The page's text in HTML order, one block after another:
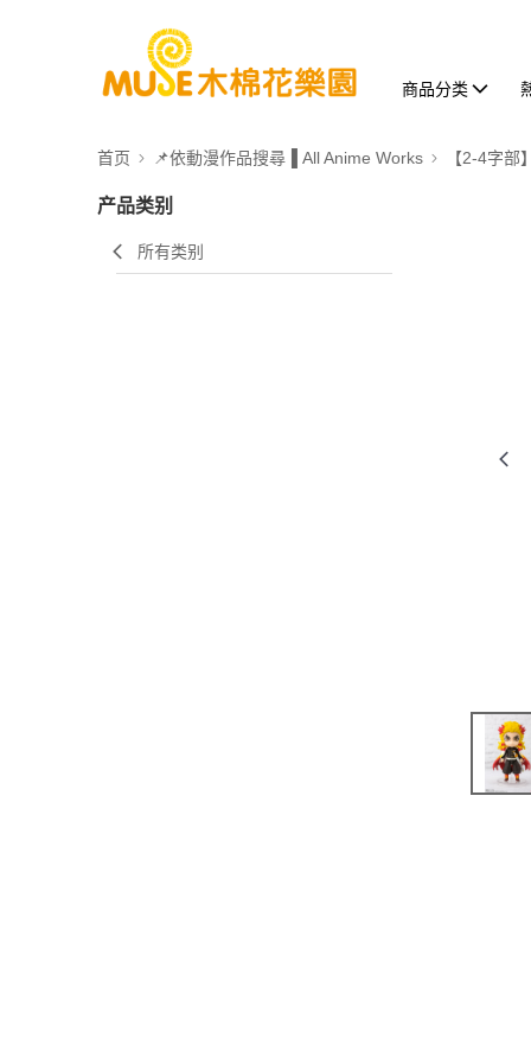
商品分类
首页 📌依動漫作品搜尋▐ All Anime Works 【2-4字部
产品类别
所有类别